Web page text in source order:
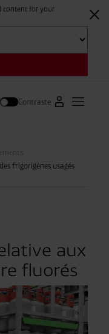
content for your
Contraste Vers leOuvrir
frigorigènes usagés
aux
fluorés